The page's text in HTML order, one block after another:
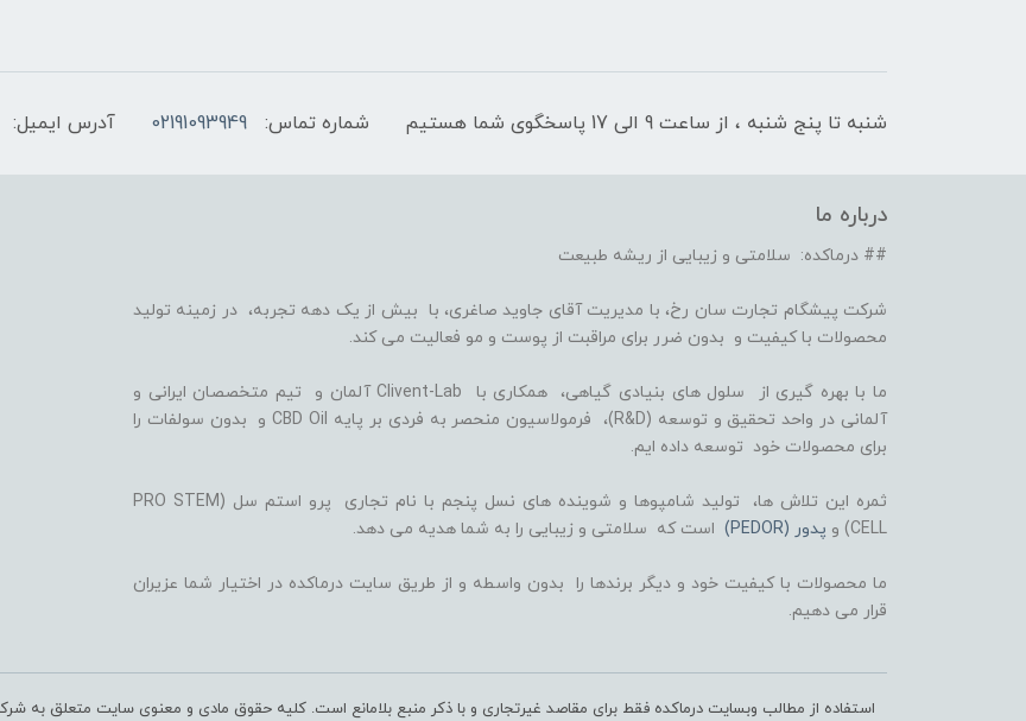
شنبه تا پنج شنبه ، از ساعت 9 الی 17 پاسخگوی شما هستیم شماره تماس: 02191093949 آدرس ایمیل:
درباره ما
## درماکده: سلامتی و زیبایی از ریشه طبیعت
شرکت پیشگام تجارت سان رخ، با مدیریت آقای جاوید صاغری، با بیش از یک دهه تجربه، در زمینه تولید
محصولات با کیفیت و بدون ضرر برای مراقبت از پوست و مو فعالیت می کند.
ما با بهره گیری از سلول های بنیادی گیاهی، همکاری با Clivent-Lab آلمان و تیم متخصصان ایرانی و
آلمانی در واحد تحقیق و توسعه (R&D)، فرمولاسیون منحصر به فردی بر پایه CBD Oil و بدون سولفات را
برای محصولات خود توسعه داده ایم.
ثمره این تلاش ها، تولید شامپوها و شوینده های نسل پنجم با نام تجاری پرو استم سل (PRO STEM
CELL) و
پدور (PEDOR) است که سلامتی و زیبایی را به شما هدیه می دهد.
ما محصولات با کیفیت خود و دیگر برندها را بدون واسطه و از طریق سایت درماکده در اختیار شما عزیران
قرار می دهیم.
استفاده از مطالب وبسایت درماکده فقط برای مقاصد غیرتجاری و با ذکر منبع بلامانع است. کلیه حقوق مادی و معنوی سایت متعلق